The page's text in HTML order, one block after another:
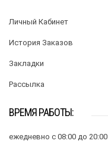
Личный Кабинет
История Заказов
Закладки
Рассылка
ВРЕМЯ РАБОТЫ:
ежедневно с 08:00 до 20:00